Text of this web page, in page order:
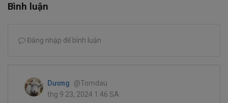
Bình luận
Đăng nhập để bình luận
Dương
@Tomdau
thg 9 23, 2024 1:46 SA